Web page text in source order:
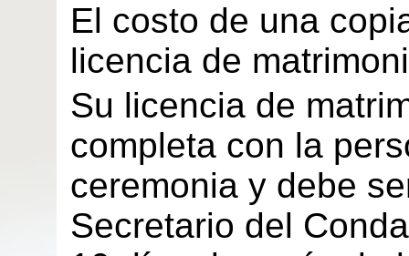
El costo de una
licencia de
Su licencia de
completa con la
ceremonia y debe
Secretario del